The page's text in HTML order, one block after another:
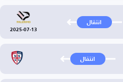
انتقال
2025-07-13
انتقال